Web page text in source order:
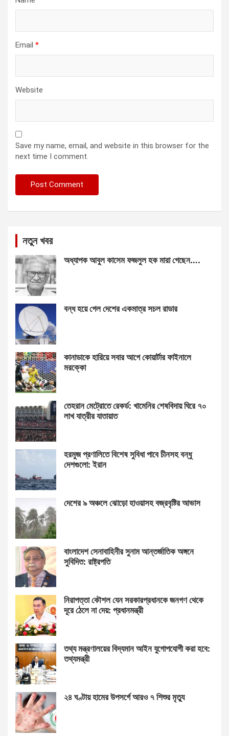
Email *
Website
Save my name, email, and website in this browser for the
next time I comment.
নতুন খবর
অধ্যাপক আবুল কাসেম ফজলুল হক মারা গেছেন….
বন্ধ হয়ে গেল দেশের একমাত্র সচল রাডার
কানাডাকে হারিয়ে সবার আগে কোয়ার্টার ফাইনালে
মরক্কো
তেহরান মেট্রোতে রেকর্ড: খামেনির শেষবিদায় ঘিরে ৭০
লাখ যাত্রীর যাতায়াত
হরমুজ প্রণালিতে বিশেষ সুবিধা পাবে চীনসহ বন্ধু
দেশগুলো: ইরান
দেশের ৯ অঞ্চলে ঝোড়ো হাওয়াসহ বজ্রবৃষ্টির আভাস
বাংলাদেশ সেনাবাহিনীর সুনাম আন্তর্জাতিক অঙ্গনে
সুবিদিত: রাষ্ট্রপতি
নিরাপত্তা কৌশল যেন সরকারপ্রধানকে জনগণ থেকে
দূরে ঠেলে না দেয়: প্রধানমন্ত্রী
তথ্য মন্ত্রণালয়ের বিদ্যমান আইন যুগোপযোগী করা হবে:
তথ্যমন্ত্রী
২৪ ঘণ্টায় হামের উপসর্গে আরও ৭ শিশুর মৃত্যু